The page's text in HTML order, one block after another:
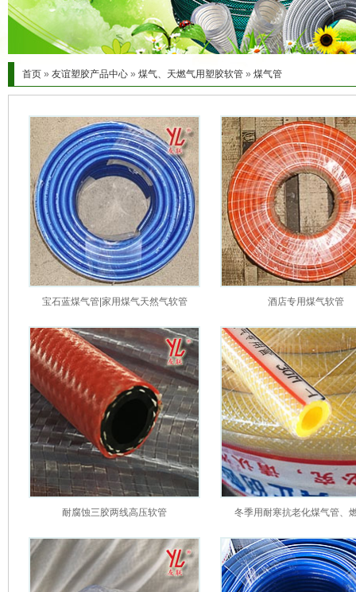
首页 » 友谊塑胶产品中心 » 煤气、天燃气用塑胶软管 » 煤气管
宝石蓝煤气管|家用煤气天然气软管 酒店专用煤气软管
耐腐蚀三胶两线高压软管 冬季用耐寒抗老化煤气管、